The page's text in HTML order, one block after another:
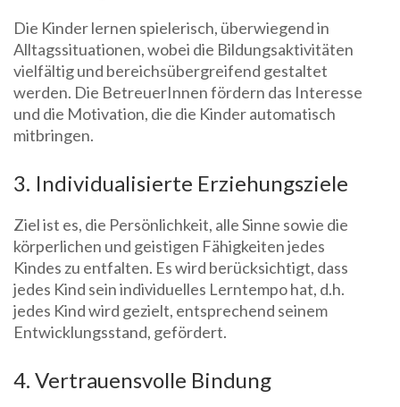
Die Kinder lernen spielerisch, überwiegend in
Alltagssituationen, wobei die Bildungsaktivitäten
vielfältig und bereichsübergreifend gestaltet
werden. Die BetreuerInnen fördern das Interesse
und die Motivation, die die Kinder automatisch
mitbringen.
3. Individualisierte Erziehungsziele
Ziel ist es, die Persönlichkeit, alle Sinne sowie die
körperlichen und geistigen Fähigkeiten jedes
Kindes zu entfalten. Es wird berücksichtigt, dass
jedes Kind sein individuelles Lerntempo hat, d.h.
jedes Kind wird gezielt, entsprechend seinem
Entwicklungsstand, gefördert.
4. Vertrauensvolle Bindung